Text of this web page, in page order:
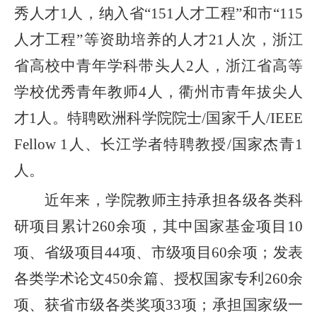
秀人才1人，纳入省“151人才工程”和市“115
人才工程”等资助培养的 人才21人次，浙江
省高校中青年学科带头人2人，浙江省高等
学校优秀青年教师4人，衢州市青年拔尖人
才1人。特聘欧洲科学院院士/国家千人/IEEE
Fellow 1人、长江学者特聘教授/国家杰青1
人。
近年来，学院教师主持承担各级各类科
研项目累计260余项，其中国家基金项目 10
项、省级项目44项、市级项目 60余项；发表
各类学术论文450余篇、授权国家专利 260余
项、获省市级各类奖项33项；承担 国家级一